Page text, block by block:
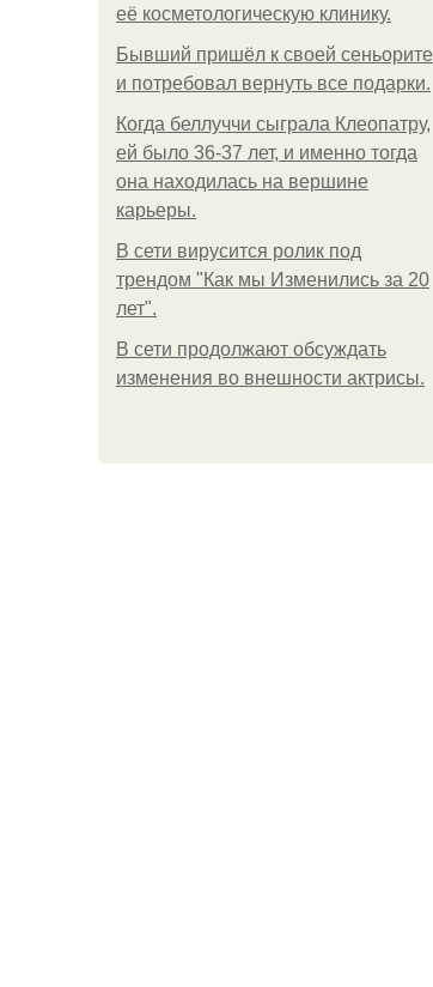
её косметологическую клинику.
Бывший пришёл к своей сеньорите
и потребовал вернуть все подарки.
Когда беллуччи сыграла Клеопатру,
ей было 36-37 лет, и именно тогда
она находилась на вершине
карьеры.
В сети вирусится ролик под
трендом "Как мы Изменились за 20
лет".
В сети продолжают обсуждать
изменения во внешности актрисы.